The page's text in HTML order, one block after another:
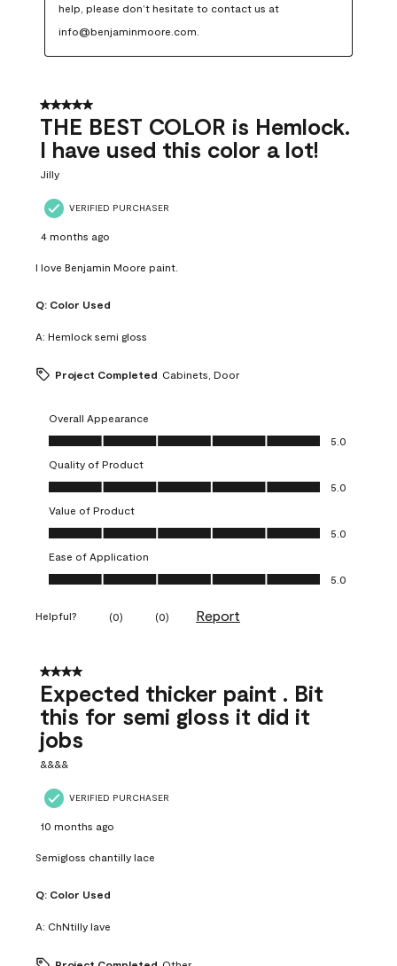
help, please don’t hesitate to contact us at
info@benjaminmoore.com.
5 out of 5 stars.
THE BEST COLOR is Hemlock.
I have used this color a lot!
Jilly
VERIFIED PURCHASER
4 months ago
I love Benjamin Moore paint.
Q: Color Used
A: Hemlock semi gloss
Project Completed Cabinets, Door
Overall Appearance
Overall Appearance, 5.0 out of 5
5.0
Quality of Product
Quality of Product, 5.0 out of 5
5.0
Value of Product
Value of Product, 5.0 out of 5
5.0
Ease of Application
Ease of Application, 5.0 out of 5
5.0
Helpful? (0) (0) Report
4 out of 5 stars.
Expected thicker paint . Bit
this for semi gloss it did it
jobs
&&&&
VERIFIED PURCHASER
10 months ago
Semigloss chantilly lace
Q: Color Used
A: ChNtilly lave